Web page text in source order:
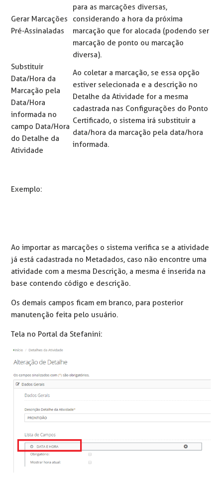
Gerar Marcações
Pré-Assinaladas
para as marcações diversas,
considerando a hora da próxima
marcação que for alocada (podendo ser
marcação de ponto ou marcação
diversa).
Substituir
Data/Hora da
Marcação pela
Data/Hora
informada no
campo Data/Hora
do Detalhe da
Atividade
Ao coletar a marcação, se essa opção
estiver selecionada e a descrição no
Detalhe da Atividade for a mesma
cadastrada nas Configurações do Ponto
Certificado, o sistema irá substituir a
data/hora da marcação pela data/hora
informada.
Exemplo:
Ao importar as marcações o sistema verifica se a atividade
já está cadastrada no Metadados, caso não encontre uma
atividade com a mesma Descrição, a mesma é inserida na
base contendo código e descrição.
Os demais campos ficam em branco, para posterior
manutenção feita pelo usuário.
Tela no Portal da Stefanini: